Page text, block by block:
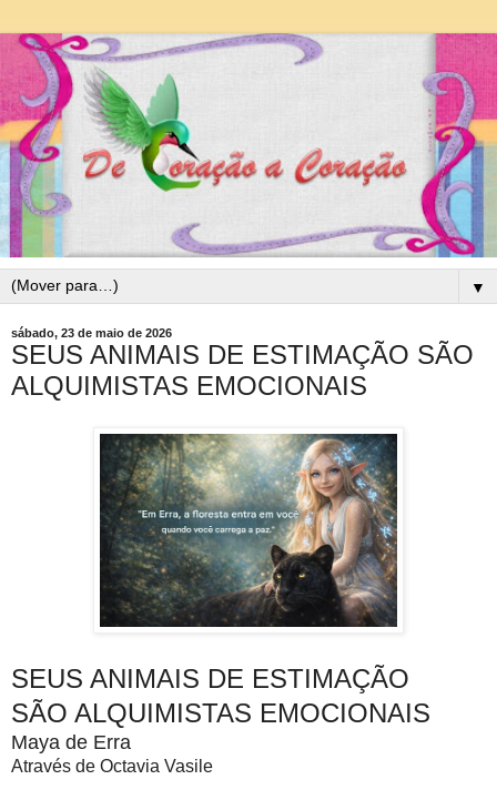
▼
sábado, 23 de maio de 2026
SEUS ANIMAIS DE ESTIMAÇÃO SÃO
ALQUIMISTAS EMOCIONAIS
SEUS ANIMAIS DE ESTIMAÇÃO
SÃO ALQUIMISTAS EMOCIONAIS
Maya de Erra
Através de Octavia Vasile